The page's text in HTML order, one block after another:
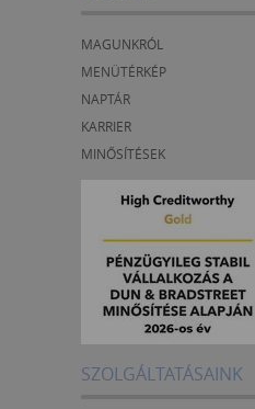
MAGUNKRÓL
MENÜTÉRKÉP
NAPTÁR
KARRIER
MINŐSÍTÉSEK
SZOLGÁLTATÁSAINK